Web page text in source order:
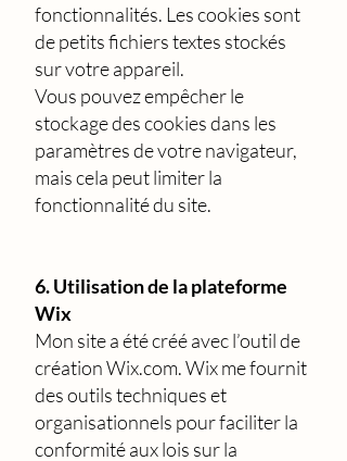
fonctionnalités. Les cookies sont
de petits fichiers textes stockés
sur votre appareil.
Vous pouvez empêcher le
stockage des cookies dans les
paramètres de votre navigateur,
mais cela peut limiter la
fonctionnalité du site.
6. Utilisation de la plateforme
Wix
Mon site a été créé avec l’outil de
création Wix.com. Wix me fournit
des outils techniques et
organisationnels pour faciliter la
conformité aux lois sur la